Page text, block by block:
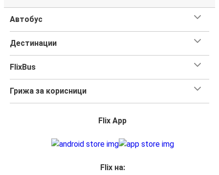
Автобус
Дестинации
FlixBus
Грижа за корисници
Flix App
Flix на: